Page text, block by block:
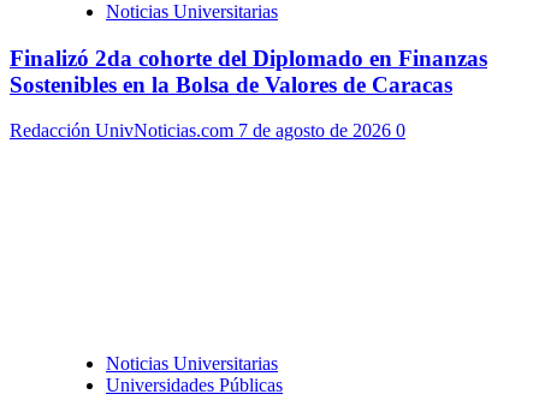
Noticias Universitarias
Finalizó 2da cohorte del Diplomado en Finanzas
Sostenibles en la Bolsa de Valores de Caracas
Redacción UnivNoticias.com 7 de agosto de 2026 0
Noticias Universitarias
Universidades Públicas